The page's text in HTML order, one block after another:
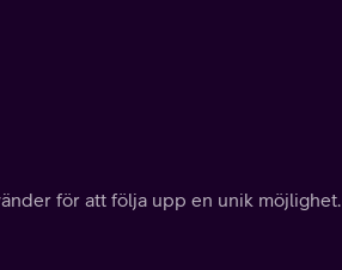
för att följa upp en unik möjlighet.